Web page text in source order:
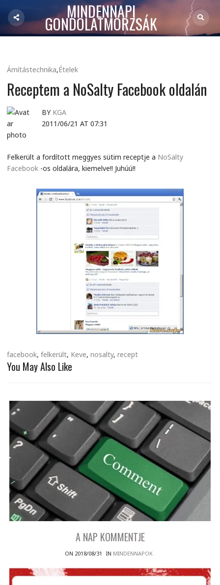
MINDENNAPI
GONDOLATMORZSÁK
Ámítástechnika,Ételek
Receptem a NoSalty Facebook oldalán
BY KGA
2011/06/21 AT 07:31
Felkerült a fordított meggyes sütim receptje a NoSalty
Facebook -os oldalára, kiemelve!! Juhúú!!
facebook, felkerült, Keve, nosalty, recept
You May Also Like
A NAP KOMMENTJE
ON 2018/08/31 IN MINDENNAPOK